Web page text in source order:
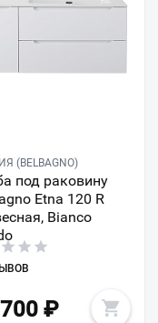
(BELBAGNO)
под раковину
Etna 120 R
Bianco
₽